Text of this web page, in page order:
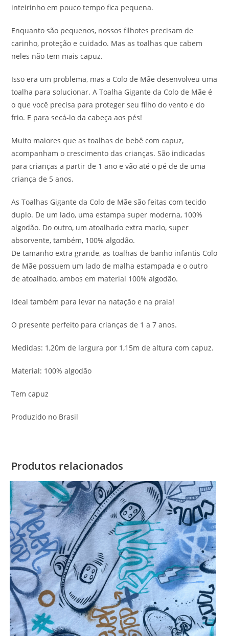
inteirinho em pouco tempo fica pequena.
Enquanto são pequenos, nossos filhotes precisam de
carinho, proteção e cuidado. Mas as toalhas que cabem
neles não tem mais capuz.
Isso era um problema, mas a Colo de Mãe desenvolveu uma
toalha para solucionar. A Toalha Gigante da Colo de Mãe é
o que você precisa para proteger seu filho do vento e do
frio. E para secá-lo da cabeça aos pés!
Muito maiores que as toalhas de bebê com capuz,
acompanham o crescimento das crianças. São indicadas
para crianças a partir de 1 ano e vão até o pé de de uma
criança de 5 anos.
As Toalhas Gigante da Colo de Mãe são feitas com tecido
duplo. De um lado, uma estampa super moderna, 100%
algodão. Do outro, um atoalhado extra macio, super
absorvente, também, 100% algodão.
De tamanho extra grande, as toalhas de banho infantis Colo
de Mãe possuem um lado de malha estampada e o outro
de atoalhado, ambos em material 100% algodão.
Ideal também para levar na natação e na praia!
O presente perfeito para crianças de 1 a 7 anos.
Medidas: 1,20m de largura por 1,15m de altura com capuz.
Material: 100% algodão
Tem capuz
Produzido no Brasil
Produtos relacionados